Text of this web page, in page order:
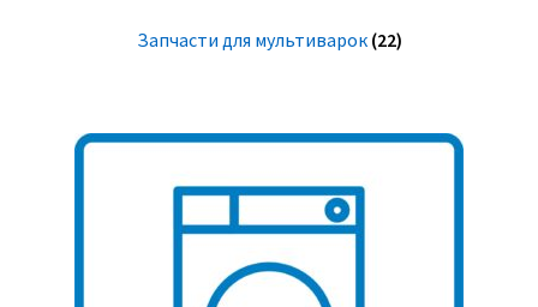
Запчасти для мультиварок (22)